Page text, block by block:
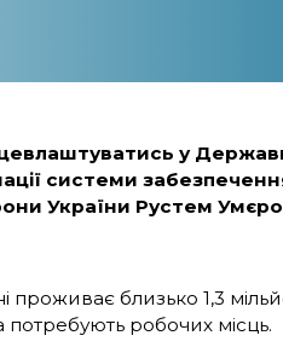
у
системи
України Рустем
проживає близько 1,3
потребують робочих місць.